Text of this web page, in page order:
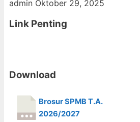
admin Oktober 29, 2025
Link Penting
Download
Brosur SPMB T.A.
2026/2027